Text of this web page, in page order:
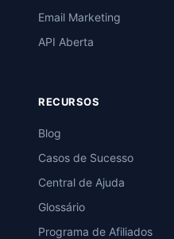
Email Marketing
API Aberta
RECURSOS
Blog
Casos de Sucesso
Central de Ajuda
Glossário
Programa de Afiliados